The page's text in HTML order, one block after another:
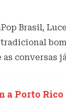
Brasil,
tradicional
conversas
Porto